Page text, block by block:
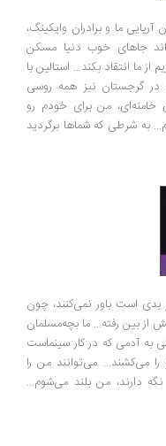
ما و برادران وایکینگ،
جاهای خوب دنیا مسکن
ما انتقاد بکند... استالین با
گرجستان نیز همه روسی
خامنه‌ای، من برای خودم رو
به شرطی که شماها برگردید
بدی است باور نمی‌کنند، چون
بین رفته... ما بچه‌مسلمان
به آدمی که در کار سینماست
را می‌کشند... می‌توانند من را
دارند، من بلند می‌شوم...